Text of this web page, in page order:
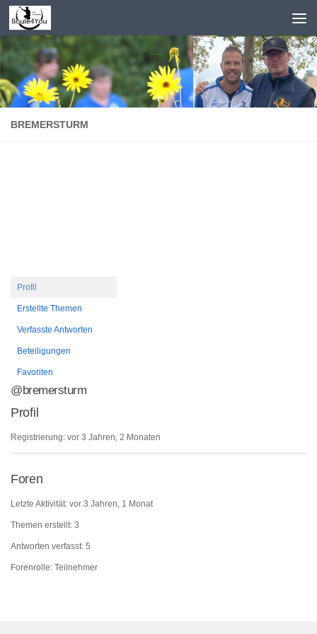
Zum Inhalt springen
BREMERSTURM
Profil
Erstellte Themen
Verfasste Antworten
Beteiligungen
Favoriten
@bremersturm
Profil
Registrierung: vor 3 Jahren, 2 Monaten
Foren
Letzte Aktivität: vor 3 Jahren, 1 Monat
Themen erstellt: 3
Antworten verfasst: 5
Forenrolle: Teilnehmer